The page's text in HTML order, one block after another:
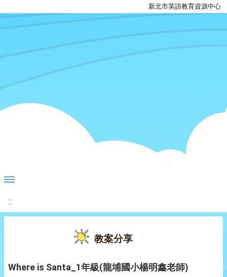
新北市英語教育資源中心
:::
教案分享
Where is Santa_1年級(龍埔國小楊明鑫老師)